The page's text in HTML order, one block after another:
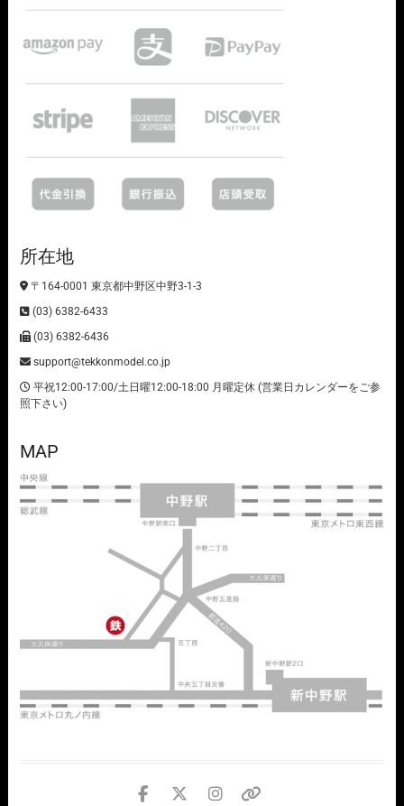
所在地
〒164-0001 東京都中野区中野3-1-3
(03) 6382-6433
(03) 6382-6436
support@tekkonmodel.co.jp
平祝12:00-17:00/土日曜12:00-18:00 月曜定休 (営業日カレンダーをご参
照下さい)
MAP
facebook
twitter
instagram